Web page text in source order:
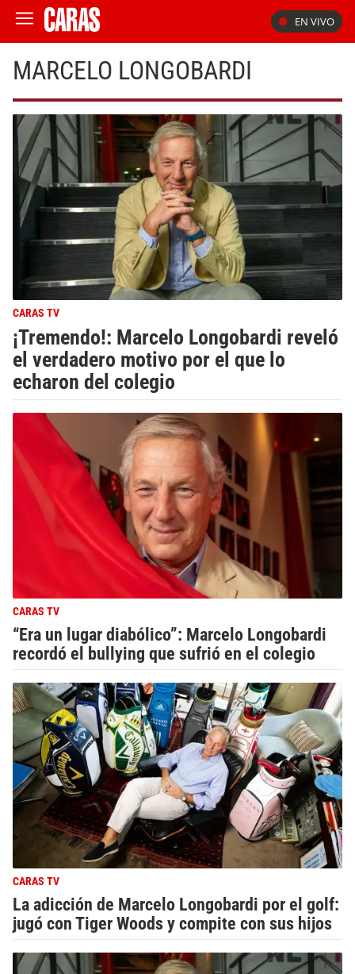
EN VIVO
MARCELO LONGOBARDI
CARAS TV
¡Tremendo!: Marcelo Longobardi reveló
el verdadero motivo por el que lo
echaron del colegio
CARAS TV
“Era un lugar diabólico”: Marcelo Longobardi
recordó el bullying que sufrió en el colegio
CARAS TV
La adicción de Marcelo Longobardi por el golf:
jugó con Tiger Woods y compite con sus hijos